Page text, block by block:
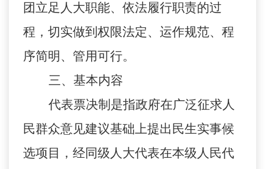
团立足人大职能、依法履行职责的过
程，切实做到权限法定、运作规范、程
序简明、管用可行。
三、基本内容
代表票决制是指政府在广泛征求人
民群众意见建议基础上提出民生实事候
选项目，经同级人大代表在本级人民代